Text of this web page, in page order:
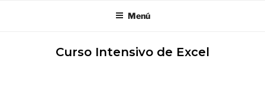
Menú
Curso Intensivo de Excel